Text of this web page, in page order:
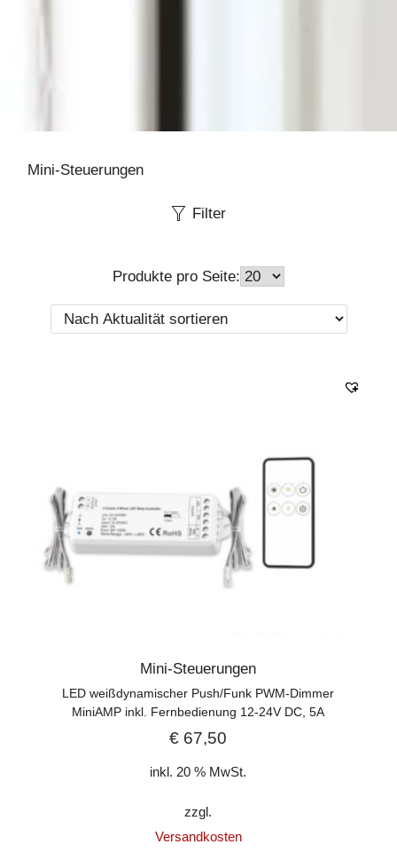
Mini-Steuerungen
Filter
Produkte pro Seite:
Mini-Steuerungen
LED weißdynamischer Push/Funk PWM-Dimmer
MiniAMP inkl. Fernbedienung 12-24V DC, 5A
€ 67,50
inkl. 20 % MwSt.
zzgl.
Versandkosten